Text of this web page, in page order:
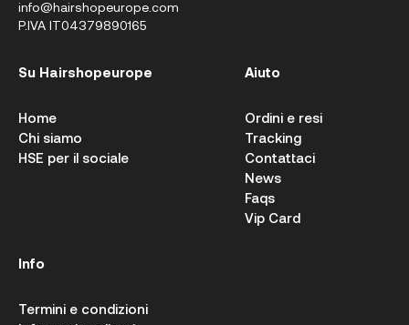
info@hairshopeurope.com
P.IVA IT04379890165
Su Hairshopeurope
Home
Chi siamo
HSE per il sociale
Aiuto
Ordini e resi
Tracking
Contattaci
News
Faqs
Vip Card
Info
Termini e condizioni